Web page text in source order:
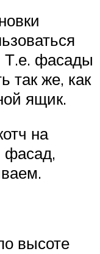
Т.е. фасады
так же, как
ящик.
на
фасад,
высоте